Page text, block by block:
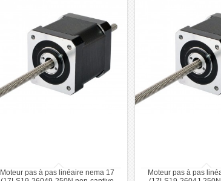
Moteur pas à pas linéaire nema 17
Moteur pas à pas